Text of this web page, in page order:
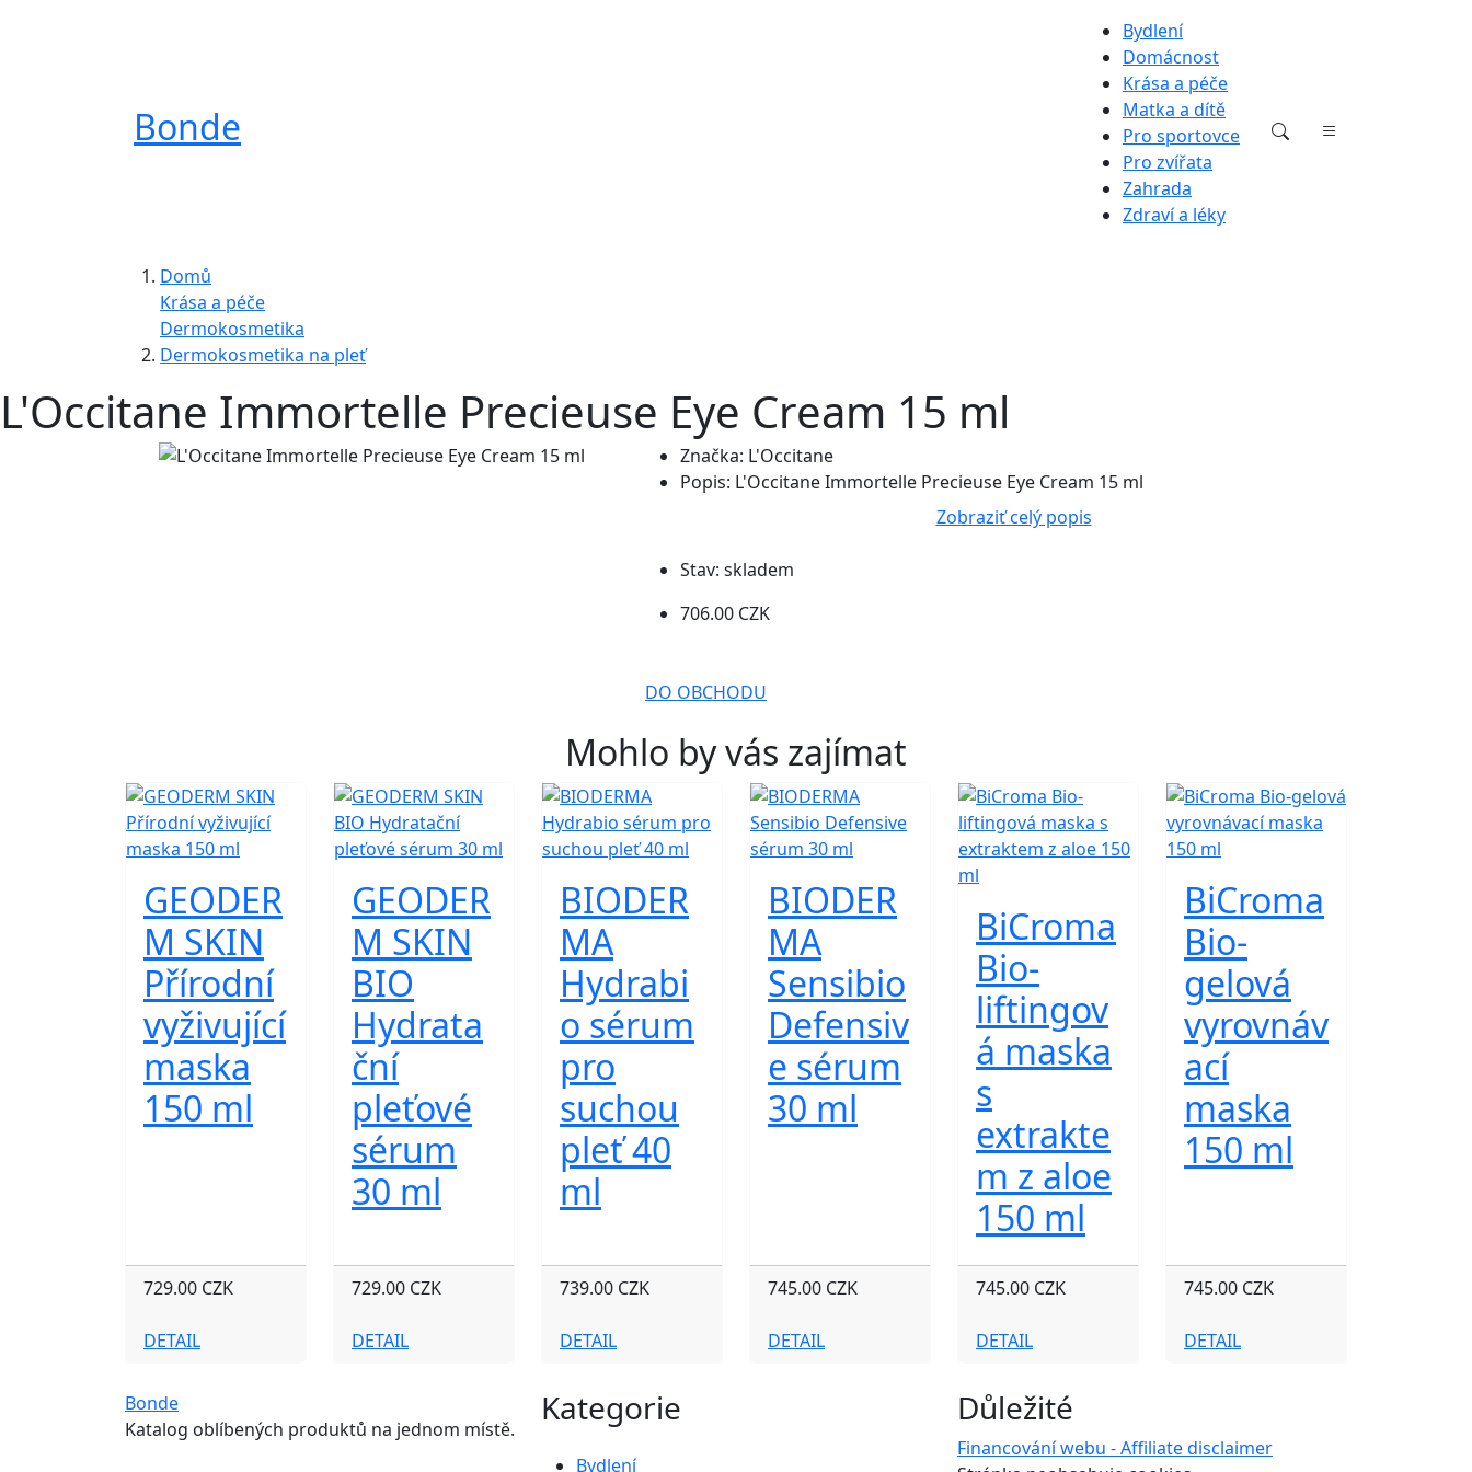
Bonde
Bydlení
Domácnost
Krása a péče
Matka a dítě
Pro sportovce
Pro zvířata
Zahrada
Zdraví a léky
Domů
Krása a péče
Dermokosmetika
Dermokosmetika na pleť
L'Occitane Immortelle Precieuse Eye Cream 15 ml
Značka: L'Occitane
Popis: L'Occitane Immortelle Precieuse Eye Cream 15 ml
Zobraziť celý popis
Stav: skladem
706.00 CZK
DO OBCHODU
Mohlo by vás zajímat
GEODER
M SKIN
Přírodní
vyživující
maska
150 ml
729.00 CZK
DETAIL
GEODER
M SKIN
BIO
Hydrata
ční
pleťové
sérum
30 ml
729.00 CZK
DETAIL
BIODER
MA
Hydrabi
o sérum
pro
suchou
pleť 40
ml
739.00 CZK
DETAIL
BIODER
MA
Sensibio
Defensiv
e sérum
30 ml
745.00 CZK
DETAIL
BiCroma
Bio-
liftingov
á maska
s
extrakte
m z aloe
150 ml
745.00 CZK
DETAIL
BiCroma
Bio-
gelová
vyrovnáv
ací
maska
150 ml
745.00 CZK
DETAIL
Bonde
Katalog oblíbených produktů na jednom místě.
Kategorie
Bydlení
Důležité
Financování webu - Affiliate disclaimer